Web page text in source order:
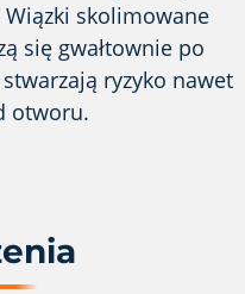
skolimowane
się gwałtownie po
ryzyko nawet
otworu.